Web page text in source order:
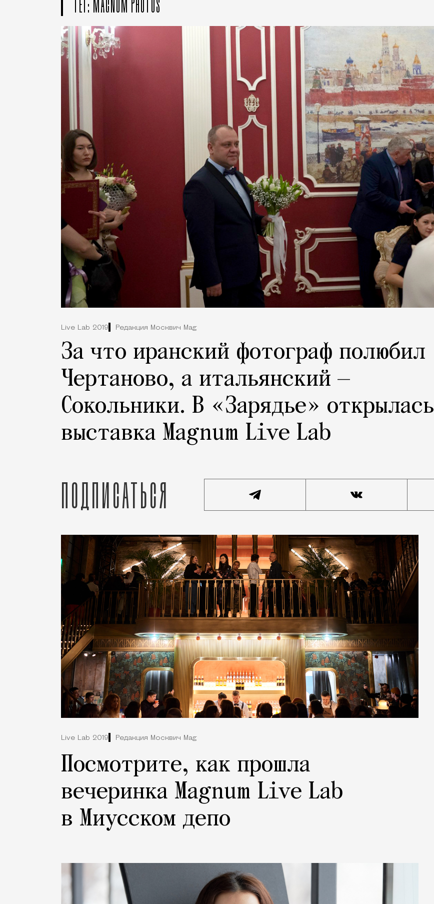
Live Lab 2019 Редакция Москвич Mag
За что иранский фотограф полюбил
Чертаново, а итальянский —
Сокольники. В «Зарядье» открылась
выставка Magnum Live Lab
Подписаться
Live Lab 2019 Редакция Москвич Mag
Посмотрите, как прошла
вечеринка Magnum Live Lab
в Миусском депо